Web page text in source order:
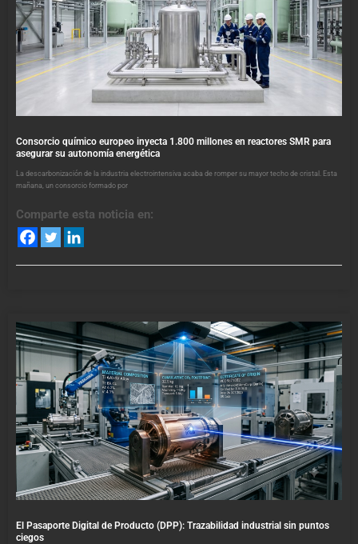
Consorcio químico europeo inyecta 1.800 millones en reactores SMR para
asegurar su autonomía energética
La descarbonización de la industria electrointensiva acaba de romper su mayor techo de cristal. Esta
mañana, un consorcio formado por
Comparte esta noticia en:
El Pasaporte Digital de Producto (DPP): Trazabilidad industrial sin puntos
ciegos